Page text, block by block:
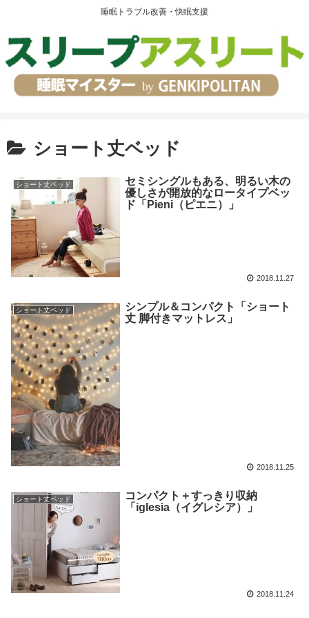
睡眠トラブル改善・快眠支援
ショート丈ベッド
ショート丈ベッド
セミシングルもある、明るい木の
優しさが開放的なロータイプベッ
ド「Pieni（ピエニ）」
2018.11.27
ショート丈ベッド
シンプル＆コンパクト「ショート
丈 脚付きマットレス」
2018.11.25
ショート丈ベッド
コンパクト＋すっきり収納
「iglesia（イグレシア）」
2018.11.24